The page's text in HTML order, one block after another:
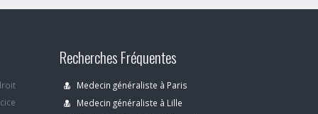
Recherches Fréquentes
Medecin généraliste à Paris
Medecin généraliste à Lille